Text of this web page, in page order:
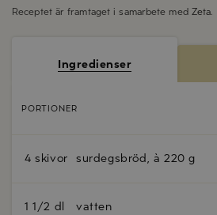
Receptet är framtaget i samarbete med Zeta.
Ingredienser
PORTIONER
4 skivor surdegsbröd, à 220 g
1 1/2 dl vatten